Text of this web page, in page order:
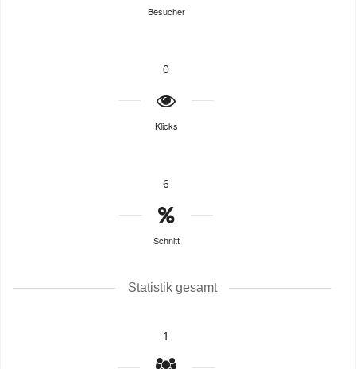
Besucher
0
Klicks
6
Schnitt
Statistik gesamt
1